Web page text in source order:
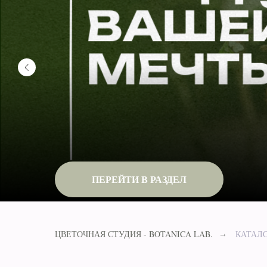
ПЕРЕЙТИ В РАЗДЕЛ
ЦВЕТОЧНАЯ СТУДИЯ - BOTANICA LAB. →